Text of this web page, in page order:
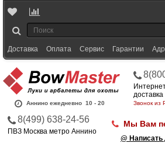
Доставка Оплата Сервис Гарантии
Аннино ежедневно 10 - 20 Звонок из
8(499) 638-24-56
ПВЗ Москва метро Аннино
Мы Вам
@ Написать